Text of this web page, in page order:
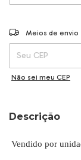
Entregas para o CEP:
Meios de envio
Não sei meu CEP
Descrição
Vendido por